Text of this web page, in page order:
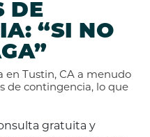
DE
“SI NO
en Tustin, CA a menudo
de contingencia, lo que
gratuita y